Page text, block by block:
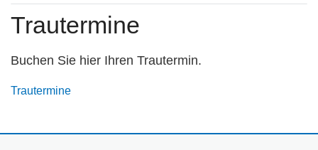
BIBLIOTHEK
Trautermine
Buchen Sie hier Ihren Trautermin.
Trautermine